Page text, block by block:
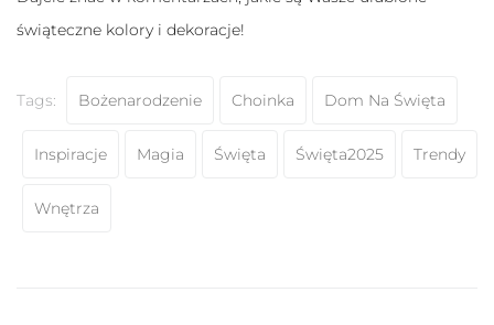
świąteczne kolory i dekoracje!
Tags: Bożenarodzenie Choinka Dom Na Święta
Inspiracje Magia Święta Święta2025 Trendy
Wnętrza